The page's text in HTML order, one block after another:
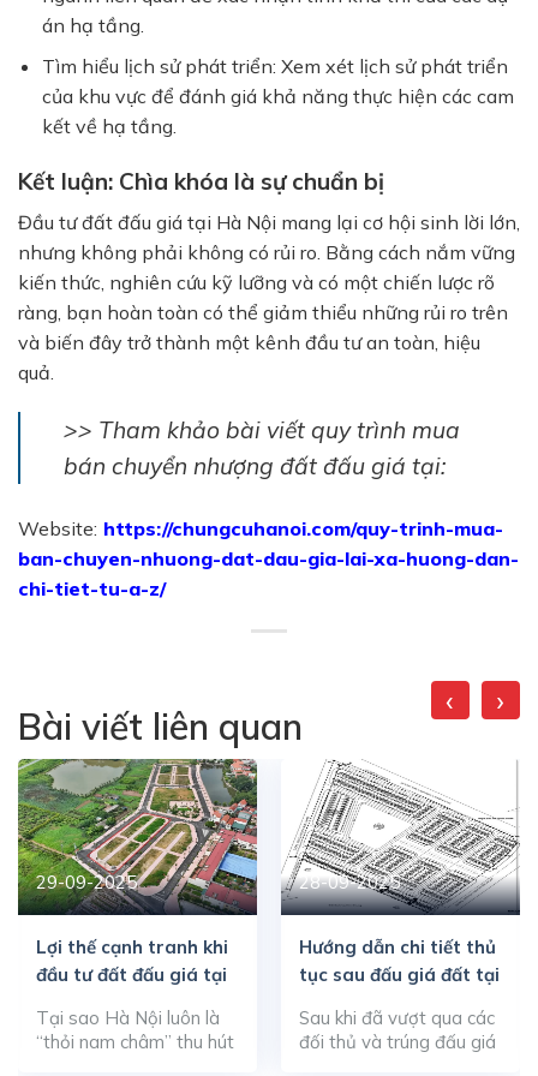
án hạ tầng.
Tìm hiểu lịch sử phát triển: Xem xét lịch sử phát triển
của khu vực để đánh giá khả năng thực hiện các cam
kết về hạ tầng.
Kết luận: Chìa khóa là sự chuẩn bị
Đầu tư đất đấu giá tại Hà Nội mang lại cơ hội sinh lời lớn,
nhưng không phải không có rủi ro. Bằng cách nắm vững
kiến thức, nghiên cứu kỹ lưỡng và có một chiến lược rõ
ràng, bạn hoàn toàn có thể giảm thiểu những rủi ro trên
và biến đây trở thành một kênh đầu tư an toàn, hiệu
quả.
>> Tham khảo bài viết quy trình mua
bán chuyển nhượng đất đấu giá tại:
Website: https://chungcuhanoi.com/quy-trinh-mua-
ban-chuyen-nhuong-dat-dau-gia-lai-xa-huong-dan-
chi-tiet-tu-a-z/
Bài viết liên quan
29-09-2025
Lợi thế cạnh tranh khi
đầu tư đất đấu giá tại
lân cận
Tại sao Hà Nội luôn là
“thỏi nam châm” thu hút
28-09-2025
Hướng dẫn chi tiết thủ
tục sau đấu giá đất tại
nhanh chóng
Sau khi đã vượt qua các
đối thủ và trúng đấu giá
‹ ›